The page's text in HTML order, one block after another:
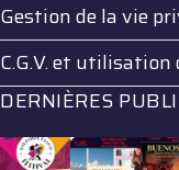
Gestion de la vie
C.G.V. et utilisation
DERNIÈRES